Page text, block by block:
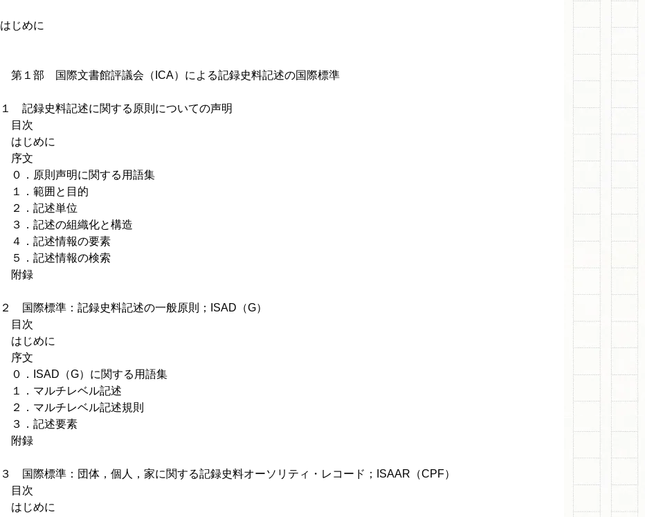
はじめに
第１部 国際文書館評議会（ICA）による記録史料記述の国際標準
１ 記録史料記述に関する原則についての声明
目次
はじめに
序文
０．原則声明に関する用語集
１．範囲と目的
２．記述単位
３．記述の組織化と構造
４．記述情報の要素
５．記述情報の検索
附録
２ 国際標準：記録史料記述の一般原則；ISAD（G）
目次
はじめに
序文
０．ISAD（G）に関する用語集
１．マルチレベル記述
２．マルチレベル記述規則
３．記述要素
附録
３ 国際標準：団体，個人，家に関する記録史料オーソリティ・レコード；ISAAR（CPF）
目次
はじめに